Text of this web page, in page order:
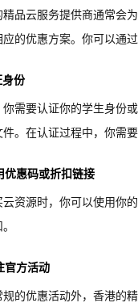
精品云服务提供商通常会
的优惠方案。你可以通
身份
你需要认证你的学生身份
。在认证过程中，你需
优惠码或折扣链接
云资源时，你可以使用你
官方活动
规的优惠活动外，香港的